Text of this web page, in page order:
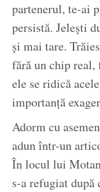
partenerul, te-ai
persistă. Jelești
și mai tare.
fără un chip real,
ele se ridică
importanță
Adorm cu
adun într-un
În locul lui
s-a refugiat